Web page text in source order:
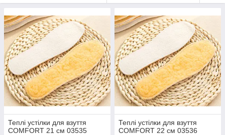
Теплі устілки для взуття
COMFORT 21 см 03535
Теплі устілки для взуття
COMFORT 22 см 03536